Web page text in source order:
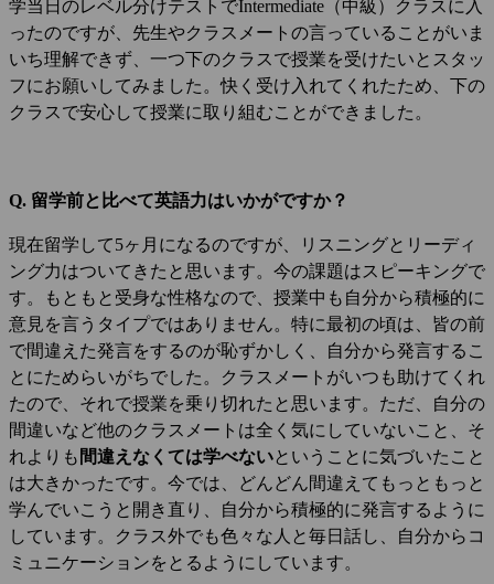
学当日のレベル分けテストでIntermediate（中級）クラスに入
ったのですが、先生やクラスメートの言っていることがいま
いち理解できず、一つ下のクラスで授業を受けたいとスタッ
フにお願いしてみました。快く受け入れてくれたため、下の
クラスで安心して授業に取り組むことができました。
Q. 留学前と比べて英語力はいかがですか？
現在留学して5ヶ月になるのですが、リスニングとリーディ
ング力はついてきたと思います。今の課題はスピーキングで
す。もともと受身な性格なので、授業中も自分から積極的に
意見を言うタイプではありません。特に最初の頃は、皆の前
で間違えた発言をするのが恥ずかしく、自分から発言するこ
とにためらいがちでした。クラスメートがいつも助けてくれ
たので、それで授業を乗り切れたと思います。ただ、自分の
間違いなど他のクラスメートは全く気にしていないこと、そ
れよりも 間違えなくては学べないということに気づいたこと
は大きかったです。今では、どんどん間違えてもっともっと
学んでいこうと開き直り、自分から積極的に発言するように
しています。クラス外でも色々な人と毎日話し、自分からコ
ミュニケーションをとるようにしています。